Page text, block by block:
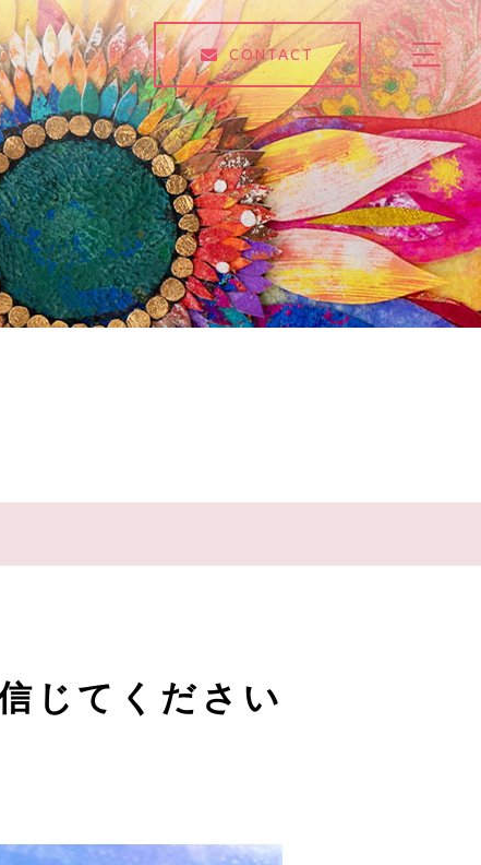
CONTACT
じてください
HOME
ABOUT
EXHIBITION
GALLERY
CONTACT